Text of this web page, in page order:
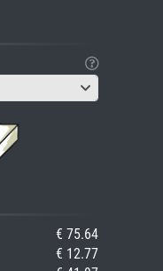
€ 75.64
€ 12.77